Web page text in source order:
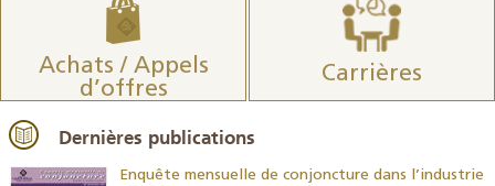
Achats / Appels
d’offres
Carrières
Dernières publications
Enquête mensuelle de conjoncture dans l’industrie